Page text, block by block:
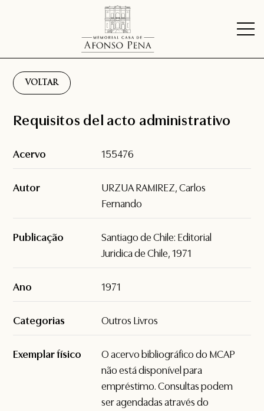
VOLTAR
Requisitos del acto administrativo
Acervo 155476
Autor
URZUA RAMIREZ, Carlos
Fernando
Publicação
Santiago de Chile: Editorial
Juridica de Chile, 1971
Ano 1971
Categorias Outros Livros
Exemplar físico
O acervo bibliográfico do MCAP
não está disponível para
empréstimo. Consultas podem
ser agendadas através do